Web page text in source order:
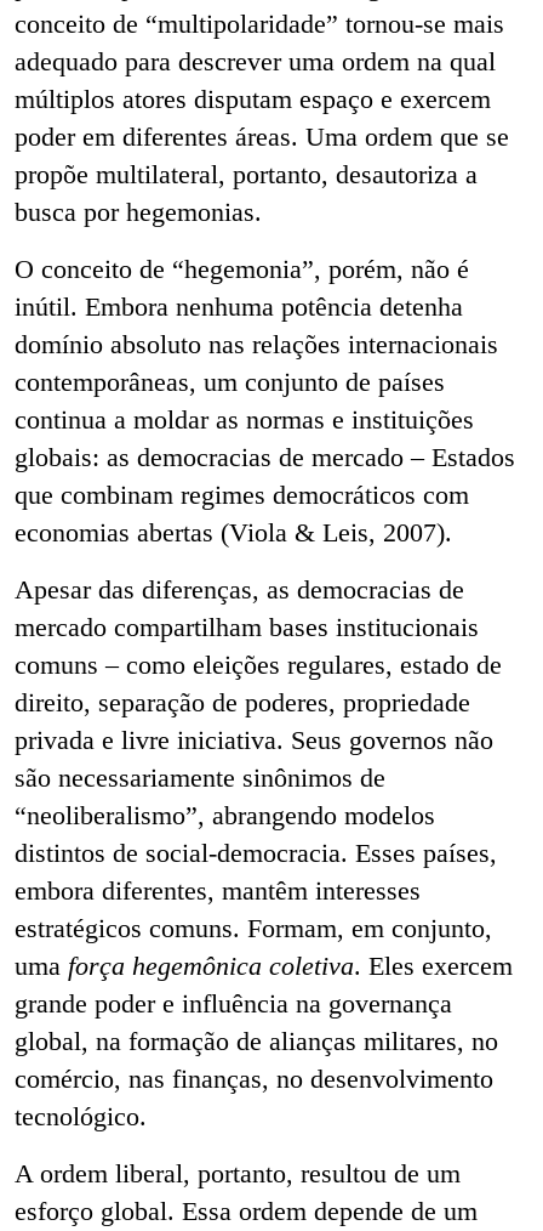
conceito de “multipolaridade” tornou-se mais
adequado para descrever uma ordem na qual
múltiplos atores disputam espaço e exercem
poder em diferentes áreas. Uma ordem que se
propõe multilateral, portanto, desautoriza a
busca por hegemonias.
O conceito de “hegemonia”, porém, não é
inútil. Embora nenhuma potência detenha
domínio absoluto nas relações internacionais
contemporâneas, um conjunto de países
continua a moldar as normas e instituições
globais: as democracias de mercado – Estados
que combinam regimes democráticos com
economias abertas (Viola & Leis, 2007).
Apesar das diferenças, as democracias de
mercado compartilham bases institucionais
comuns – como eleições regulares, estado de
direito, separação de poderes, propriedade
privada e livre iniciativa. Seus governos não
são necessariamente sinônimos de
“neoliberalismo”, abrangendo modelos
distintos de social-democracia. Esses países,
embora diferentes, mantêm interesses
estratégicos comuns. Formam, em conjunto,
uma força hegemônica coletiva. Eles exercem
grande poder e influência na governança
global, na formação de alianças militares, no
comércio, nas finanças, no desenvolvimento
tecnológico.
A ordem liberal, portanto, resultou de um
esforço global. Essa ordem depende de um